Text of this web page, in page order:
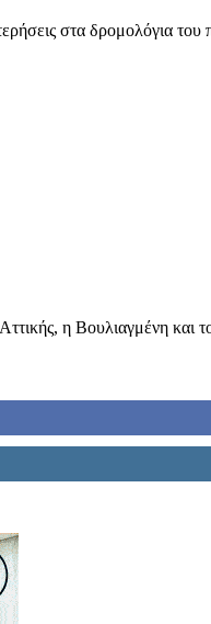
στα δρομολόγια του
η Βουλιαγμένη και